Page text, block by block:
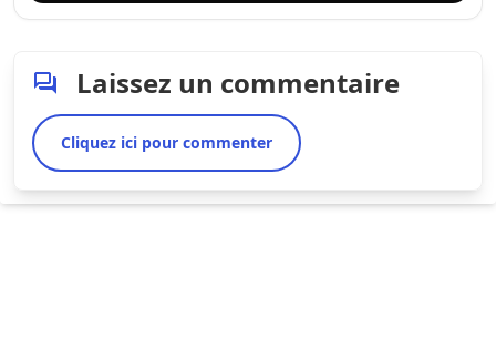
Laissez un commentaire
Cliquez ici pour commenter